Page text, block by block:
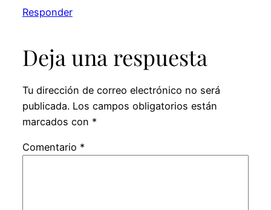
Responder
Deja una respuesta
Tu dirección de correo electrónico no será
publicada. Los campos obligatorios están
marcados con *
Comentario *